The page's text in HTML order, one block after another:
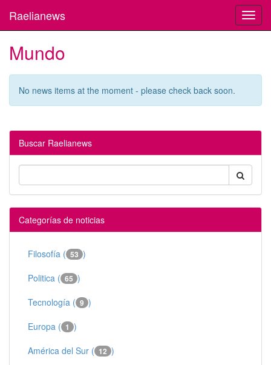
Raelianews
Mundo
No news items at the moment - please check back soon.
Buscar Raelianews
Categorías de noticias
Filosofía ( 53 )
Politica ( 65 )
Tecnología ( 9 )
Europa ( 1 )
América del Sur ( 12 )